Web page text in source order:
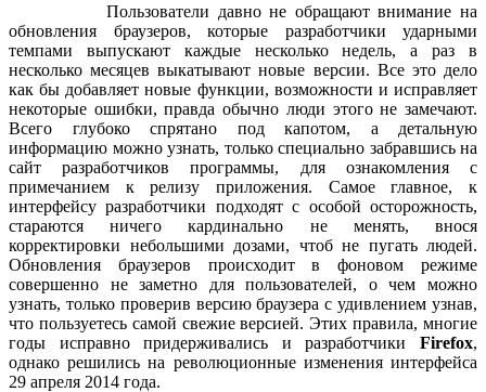
Пользователи давно не обращают внимание на
обновления браузеров, которые разработчики ударными
темпами выпускают каждые несколько недель, а раз в
несколько месяцев выкатывают новые версии. Все это дело
как бы добавляет новые функции, возможности и исправляет
некоторые ошибки, правда обычно люди этого не замечают.
Всего глубоко спрятано под капотом, а детальную
информацию можно узнать, только специально забравшись на
сайт разработчиков программы, для ознакомления с
примечанием к релизу приложения. Самое главное, к
интерфейсу разработчики подходят с особой осторожность,
стараются ничего кардинально не менять, внося
корректировки небольшими дозами, чтоб не пугать людей.
Обновления браузеров происходит в фоновом режиме
совершенно не заметно для пользователей, о чем можно
узнать, только проверив версию браузера с удивлением узнав,
что пользуетесь самой свежие версией. Этих правила, многие
годы исправно придерживались и разработчики Firefox,
однако решились на революционные изменения интерфейса
29 апреля 2014 года.